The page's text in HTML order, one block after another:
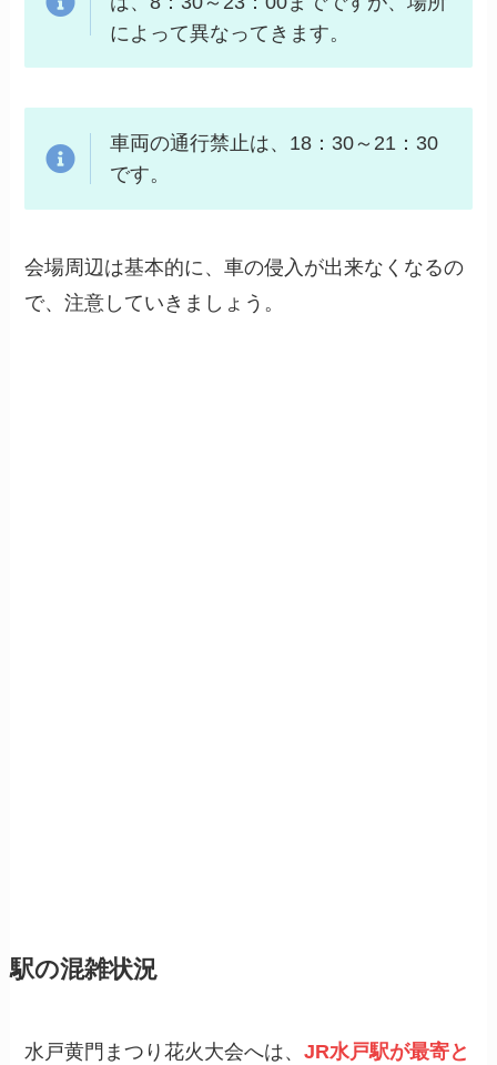
によって異なってきます。
車両の通行禁止は、18：30～21：30
です。
会場周辺は基本的に、車の侵入が出来なくなるの
で、注意していきましょう。
駅の混雑状況
水戸黄門まつり花火大会へは、JR水戸駅が最寄と